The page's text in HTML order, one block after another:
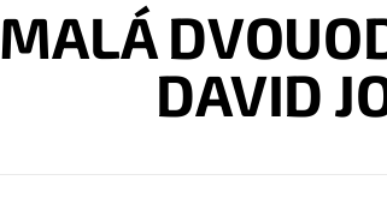
MALÁ
DAVID